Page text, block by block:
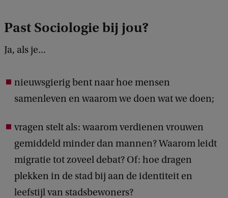
t
T
t
e
m
m
i
Past Sociologie bij jou?
Ja, als je...
nieuwsgierig bent naar hoe mensen
samenleven en waarom we doen wat we doen;
vragen stelt als: waarom verdienen vrouwen
gemiddeld minder dan mannen? Waarom leidt
migratie tot zoveel debat? Of: hoe dragen
plekken in de stad bij aan de identiteit en
leefstijl van stadsbewoners?